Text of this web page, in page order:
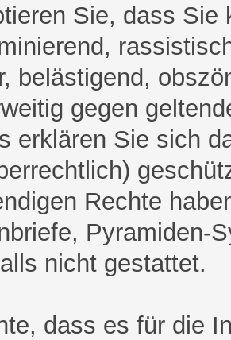
Sie, dass Sie
belästigend,
gegen
erklären Sie sich
Rechte
Pyramiden-
nicht gestattet.
dass es für die